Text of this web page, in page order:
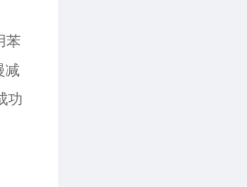
苯
减
功